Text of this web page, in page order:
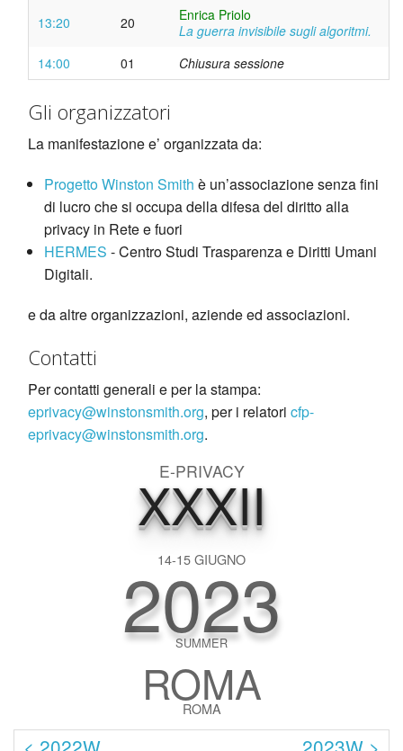
13:20 20
Enrica Priolo
La guerra invisibile sugli algoritmi.
14:00
01 Chiusura sessione
Gli organizzatori
La manifestazione e’ organizzata da:
Progetto Winston Smith è un’associazione senza fini
di lucro che si occupa della difesa del diritto alla
privacy in Rete e fuori
HERMES - Centro Studi Trasparenza e Diritti Umani
Digitali.
e da altre organizzazioni, aziende ed associazioni.
Contatti
Per contatti generali e per la stampa:
eprivacy@winstonsmith.org, per i relatori cfp-
eprivacy@winstonsmith.org.
E-PRIVACY
XXXII
14-15 GIUGNO
2023
SUMMER
ROMA
ROMA